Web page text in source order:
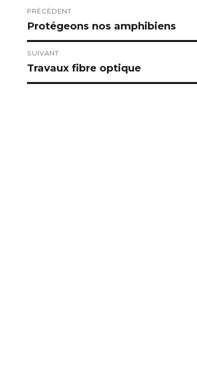
Navigation
de
l’article
PRÉCÉDENT
Publication
précédente :
Protégeons nos amphibiens
SUIVANT
Publication
suivante :
Travaux fibre optique